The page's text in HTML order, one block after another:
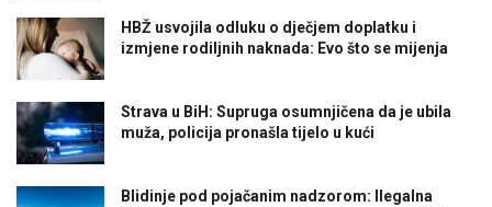
HBŽ usvojila odluku o dječjem doplatku i
izmjene rodiljnih naknada: Evo što se mijenja
Strava u BiH: Supruga osumnjičena da je ubila
muža, policija pronašla tijelo u kući
Blidinje pod pojačanim nadzorom: Ilegalna